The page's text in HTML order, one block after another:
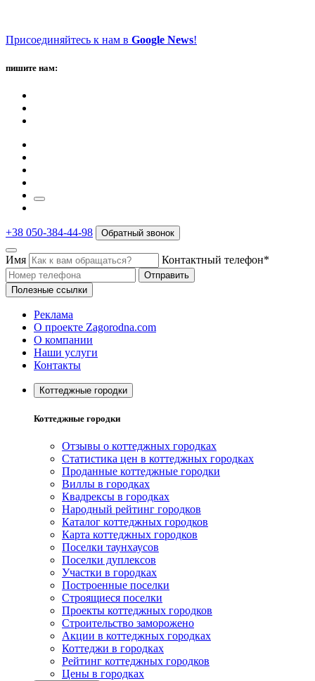
Присоединяйтесь к нам в Google News!
пишите нам:
+38 050-384-44-98 Обратный звонок
Имя Контактный телефон*
Отправить
Полезные ссылки
Реклама
О проекте Zagorodna.com
О компании
Наши услуги
Контакты
Коттеджные городки
Коттеджные городки
Отзывы о коттеджных городках
Статистика цен в коттеджных городках
Проданные коттеджные городки
Виллы в городках
Квадрексы в городках
Народный рейтинг городков
Каталог коттеджных городков
Карта коттеджных городков
Поселки таунхаусов
Поселки дуплексов
Участки в городках
Построенные поселки
Строящиеся поселки
Проекты коттеджных городков
Строительство заморожено
Акции в коттеджных городках
Коттеджи в городках
Рейтинг коттеджных городков
Цены в городках